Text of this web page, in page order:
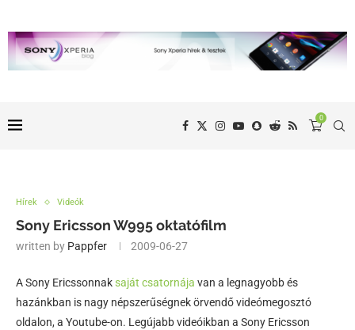
0
Hírek Videók
Sony Ericsson W995 oktatófilm
written by Pappfer 2009-06-27
A Sony Ericssonnaksaját csatornája van a legnagyobb és
hazánkban is nagy népszerűségnek örvendő videómegosztó
oldalon, a Youtube-on. Legújabb videóikban a Sony Ericsson